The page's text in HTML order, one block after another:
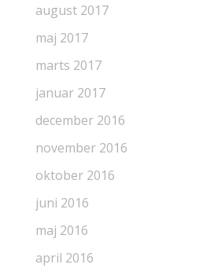
august 2017
maj 2017
marts 2017
januar 2017
december 2016
november 2016
oktober 2016
juni 2016
maj 2016
april 2016